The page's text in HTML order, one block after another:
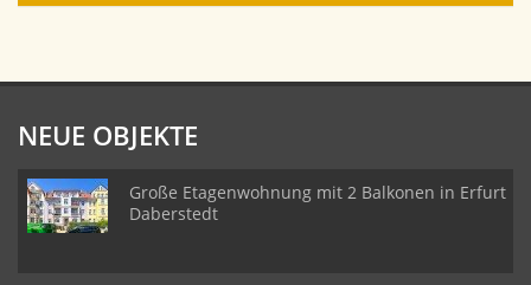
NEUE OBJEKTE
Große Etagenwohnung mit 2 Balkonen in Erfurt
Daberstedt